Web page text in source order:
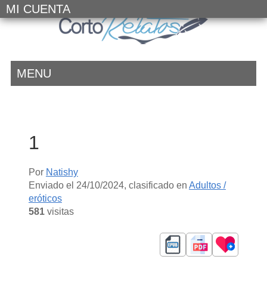
MI CUENTA
MENU
1
Por Natishy
Enviado el 24/10/2024, clasificado en Adultos /
eróticos
581visitas